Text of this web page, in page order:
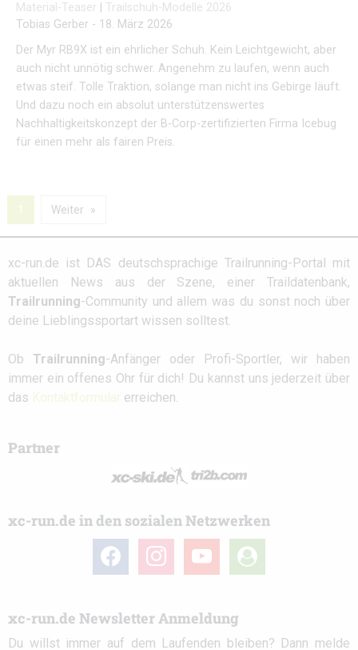
Material-Teaser
Trailschuh-Modelle 2026
Tobias Gerber - 18. März 2026
Der Myr RB9X ist ein ehrlicher Schuh. Kein Leichtgewicht, aber
auch nicht unnötig schwer. Angenehm zu laufen, wenn auch
etwas steif. Tolle Traktion, solange man nicht ins Gebirge läuft.
Und dazu noch ein absolut unterstützenswertes
Nachhaltigkeitskonzept der B-Corp-zertifizierten Firma Icebug
für einen mehr als fairen Preis.
1 Weiter
xc-run.de ist DAS deutschsprachige Trailrunning-Portal mit
aktuellen News aus der Szene, einer Traildatenbank,
Trailrunning-Community und allem was du sonst noch über
deine Lieblingssportart wissen solltest.
Ob Trailrunning-Anfänger oder Profi-Sportler, wir haben
immer ein offenes Ohr für dich! Du kannst uns jederzeit über
das Kontaktformular erreichen.
Partner
xc-run.de in den sozialen Netzwerken
facebook instagramyoutube
user-
circle
xc-run.de Newsletter Anmeldung
Du willst immer auf dem Laufenden bleiben? Dann melde